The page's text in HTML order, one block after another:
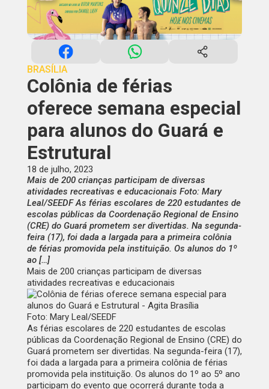
BRASÍLIA
Colônia de férias
oferece semana especial
para alunos do Guará e
Estrutural
18 de julho, 2023
Mais de 200 crianças participam de diversas
atividades recreativas e educacionais Foto: Mary
Leal/SEEDF As férias escolares de 220 estudantes de
escolas públicas da Coordenação Regional de Ensino
(CRE) do Guará prometem ser divertidas. Na segunda-
feira (17), foi dada a largada para a primeira colônia
de férias promovida pela instituição. Os alunos do 1º
ao […]
Mais de 200 crianças participam de diversas
atividades recreativas e educacionais
Foto: Mary Leal/SEEDF
As férias escolares de 220 estudantes de escolas
públicas da Coordenação Regional de Ensino (CRE) do
Guará prometem ser divertidas. Na segunda-feira (17),
foi dada a largada para a primeira colônia de férias
promovida pela instituição. Os alunos do 1º ao 5º ano
participam do evento que ocorrerá durante toda a